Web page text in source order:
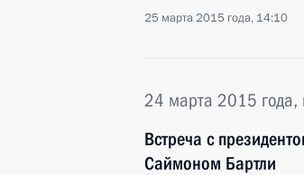
25 марта 2015 года, 14:10
24 марта 2015 года,
Встреча с
Саймоном Бартли